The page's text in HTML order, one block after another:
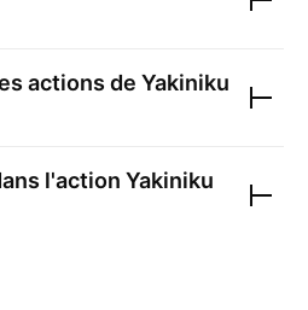
actions de Yakiniku
l'action Yakiniku